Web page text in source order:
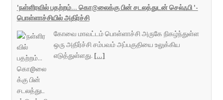
'நள்ளிரவில் பதற்றம்... கொ@லைக்கு பின் சடலத்துடன் செல்ஃபி '-
பொள்ளாச்சியில் அதிர்ச்சி
கோவை மாவட்டம் பொள்ளாச்சி அருகே நிகழ்ந்துள்ள
ஒரு அதிர்ச்சி சம்பவம் அப்பகுதியை உலுக்கிய
எடுத்துள்ளது. [...]